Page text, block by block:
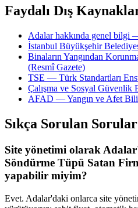
Faydalı Dış
Adalar hakkında genel bilgi
İstanbul Büyükşehir
Binaların Yangından
(Resmî Gazete)
TSE — Türk Standartları
Çalışma ve Sosyal Güvenlik
AFAD — Yangın ve Afet
Sıkça Sorulan
Site yönetimi olarak
Söndürme Tüpü Satan
yapabilir miyim?
Evet. Adalar'daki onlarca site